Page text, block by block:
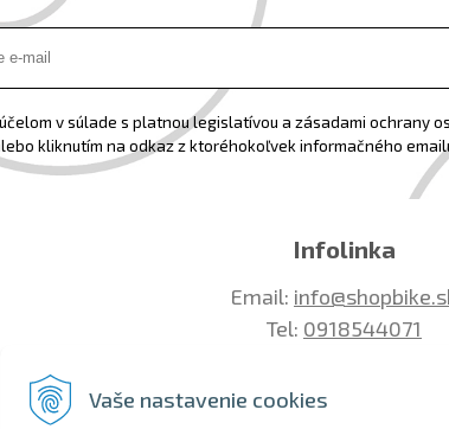
Vaše nastavenie cookies
v súlade s platnou legislatívou a zásadami ochrany
kliknutím na odkaz z ktoréhokoľvek informačného
Infolinka
Email:
Tel: 0918544071